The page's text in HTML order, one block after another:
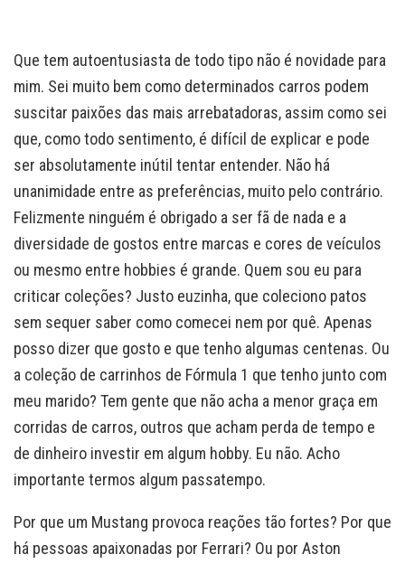
Que tem autoentusiasta de todo tipo não é novidade para
mim. Sei muito bem como determinados carros podem
suscitar paixões das mais arrebatadoras, assim como sei
que, como todo sentimento, é difícil de explicar e pode
ser absolutamente inútil tentar entender. Não há
unanimidade entre as preferências, muito pelo contrário.
Felizmente ninguém é obrigado a ser fã de nada e a
diversidade de gostos entre marcas e cores de veículos
ou mesmo entre hobbies é grande. Quem sou eu para
criticar coleções? Justo euzinha, que coleciono patos
sem sequer saber como comecei nem por quê. Apenas
posso dizer que gosto e que tenho algumas centenas. Ou
a coleção de carrinhos de Fórmula 1 que tenho junto com
meu marido? Tem gente que não acha a menor graça em
corridas de carros, outros que acham perda de tempo e
de dinheiro investir em algum hobby. Eu não. Acho
importante termos algum passatempo.
Por que um Mustang provoca reações tão fortes? Por que
há pessoas apaixonadas por Ferrari? Ou por Aston